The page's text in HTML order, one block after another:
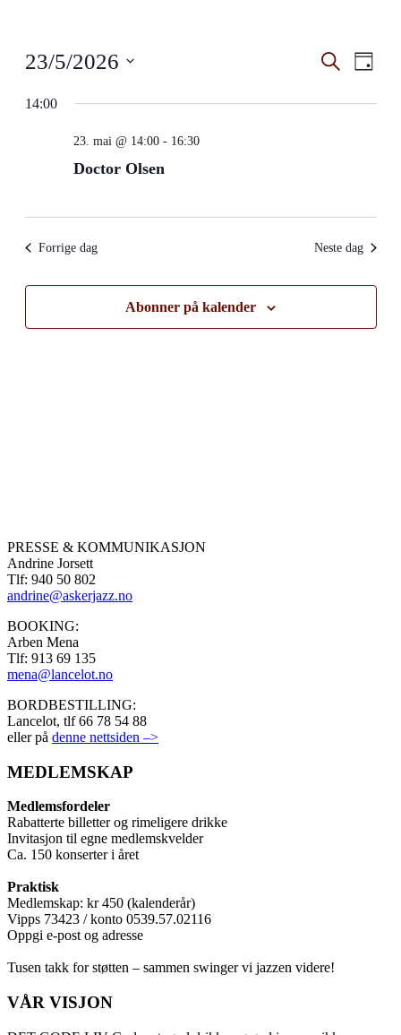
and
Søk Dag
23/5/2026
dato.
14:00
23. mai @ 14:00- 16:30
Doctor Olsen
Forrige dag Neste dag
Abonner på kalender
PRESSE & KOMMUNIKASJON
Andrine Jorsett
Tlf: 940 50 802
andrine@askerjazz.no
BOOKING:
Arben Mena
Tlf: 913 69 135
mena@lancelot.no
BORDBESTILLING:
Lancelot, tlf 66 78 54 88
eller på denne nettsiden –>
MEDLEMSKAP
Medlemsfordeler
Rabatterte billetter og rimeligere drikke
Invitasjon til egne medlemskvelder
Ca. 150 konserter i året
Praktisk
Medlemskap: kr 450 (kalenderår)
Vipps 73423 / konto 0539.57.02116
Oppgi e-post og adresse
Tusen takk for støtten – sammen swinger vi jazzen videre!
VÅR VISJON